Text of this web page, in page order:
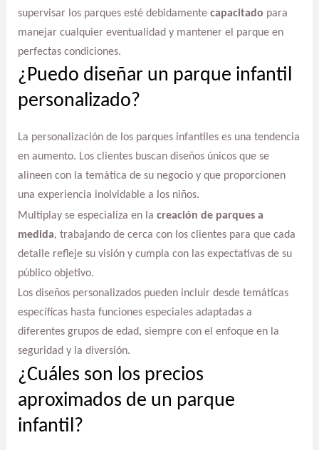
supervisar los parques esté debidamente capacitado para
manejar cualquier eventualidad y mantener el parque en
perfectas condiciones.
¿Puedo diseñar un parque infantil
personalizado?
La personalización de los parques infantiles es una tendencia
en aumento. Los clientes buscan diseños únicos que se
alineen con la temática de su negocio y que proporcionen
una experiencia inolvidable a los niños.
Multiplay se especializa en la creación de parques a
medida, trabajando de cerca con los clientes para que cada
detalle refleje su visión y cumpla con las expectativas de su
público objetivo.
Los diseños personalizados pueden incluir desde temáticas
específicas hasta funciones especiales adaptadas a
diferentes grupos de edad, siempre con el enfoque en la
seguridad y la diversión.
¿Cuáles son los precios
aproximados de un parque
infantil?